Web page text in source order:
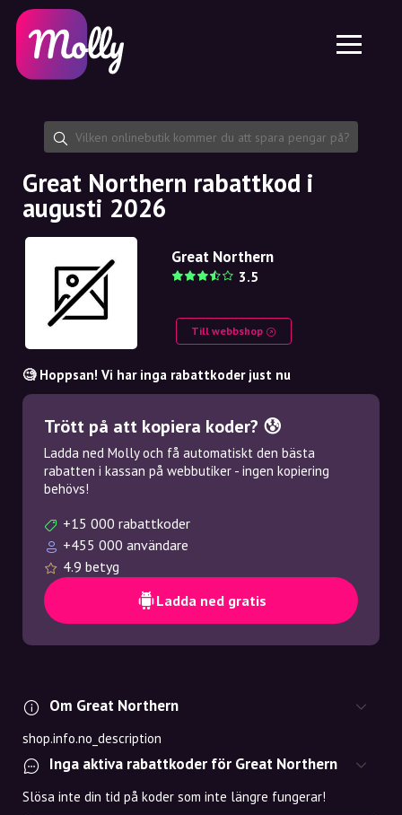
Hudvård
Hårvård
Dela rabattkod
Funktioner
Jobb
Om oss
Samarbete
Plattform
Molly till iPhone och iPad
Molly till Android
SE
EN
NO
NL
Great Northern rabattkod i
augusti 2026
Great Northern
3.5
Till webbshop
🧐 Hoppsan! Vi har inga rabattkoder just nu
Trött på att kopiera koder? 😰
Ladda ned Molly och få automatiskt den bästa
rabatten i kassan på webbutiker - ingen kopiering
behövs!
+15 000 rabattkoder
+455 000 användare
4.9 betyg
Ladda ned gratis
Om Great Northern
shop.info.no_description
Inga aktiva rabattkoder för Great Northern
Slösa inte din tid på koder som inte längre fungerar!